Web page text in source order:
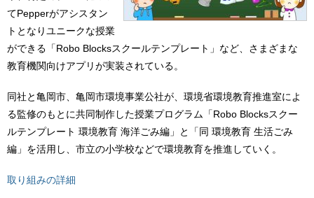
てPepperがアシスタン
トとなりユニークな授業
ができる「Robo Blocksスクールテンプレート」など、さまざまな
教育機関向けアプリが実装されている。
同社と亀岡市、亀岡市環境事業公社が、環境省環境教育推進室によ
る監修のもとに共同制作した授業プログラム「Robo Blocksスクー
ルテンプレート 環境教育 海洋ごみ編」と「同 環境教育 生活ごみ
編」を活用し、市立の小学校などで環境教育を推進していく。
取り組みの詳細